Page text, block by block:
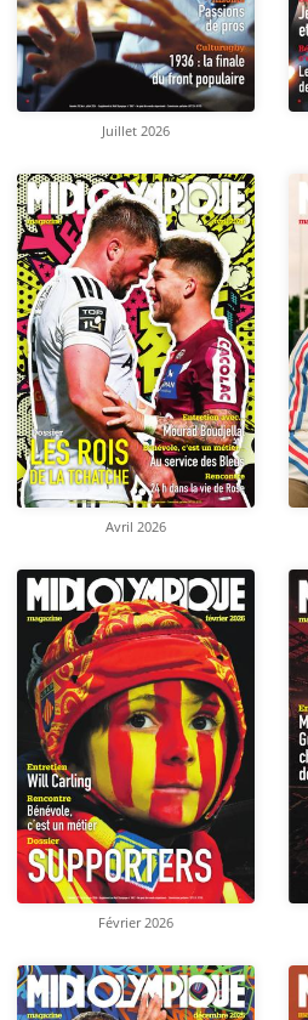
Juillet 2026
Avril 2026
Février 2026